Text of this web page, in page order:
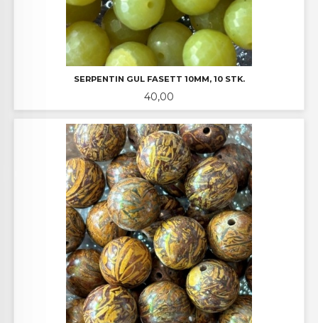
SERPENTIN GUL FASETT 10MM, 10 STK.
Pris
40,00